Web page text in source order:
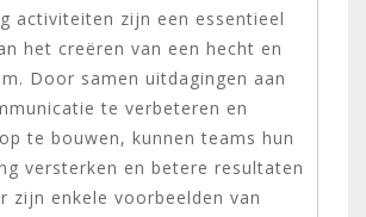
activiteiten zijn een essentieel
het creëren van een hecht en
Door samen uitdagingen aan
te verbeteren en
te bouwen, kunnen teams hun
versterken en betere resultaten
zijn enkele voorbeelden van